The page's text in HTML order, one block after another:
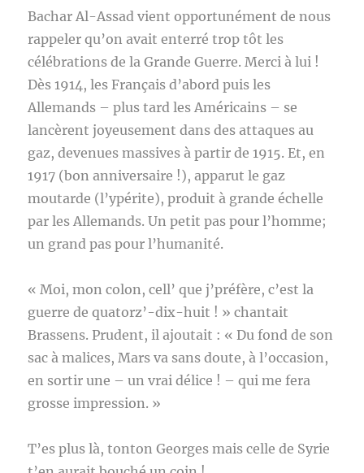
Bachar Al-Assad vient opportunément de nous
rappeler qu’on avait enterré trop tôt les
célébrations de la Grande Guerre. Merci à lui !
Dès 1914, les Français d’abord puis les
Allemands – plus tard les Américains – se
lancèrent joyeusement dans des attaques au
gaz, devenues massives à partir de 1915. Et, en
1917 (bon anniversaire !), apparut le gaz
moutarde (l’ypérite), produit à grande échelle
par les Allemands. Un petit pas pour l’homme;
un grand pas pour l’humanité.
« Moi, mon colon, cell’ que j’préfère, c’est la
guerre de quatorz’-dix-huit ! » chantait
Brassens. Prudent, il ajoutait : « Du fond de son
sac à malices, Mars va sans doute, à l’occasion,
en sortir une – un vrai délice ! – qui me fera
grosse impression. »
T’es plus là, tonton Georges mais celle de Syrie